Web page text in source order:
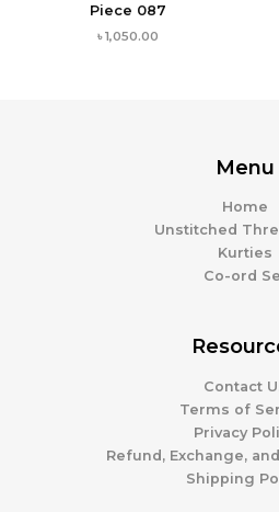
Piece 087
৳1,050.00
Menu
Home
Unstitched
Kurties
Co-ord
Contact
Terms of
Privacy
Refund, Exchange,
Shipping